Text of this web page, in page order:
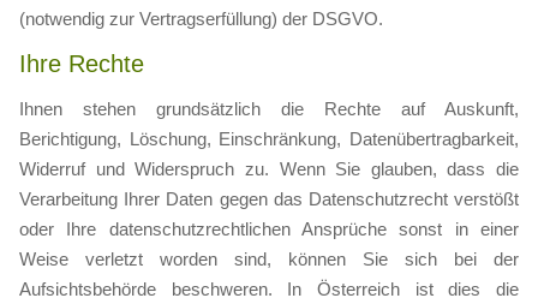
(notwendig zur Vertragserfüllung) der DSGVO.
Ihre Rechte
Ihnen stehen grundsätzlich die Rechte auf Auskunft,
Berichtigung, Löschung, Einschränkung, Datenübertragbarkeit,
Widerruf und Widerspruch zu. Wenn Sie glauben, dass die
Verarbeitung Ihrer Daten gegen das Datenschutzrecht verstößt
oder Ihre datenschutzrechtlichen Ansprüche sonst in einer
Weise verletzt worden sind, können Sie sich bei der
Aufsichtsbehörde beschweren. In Österreich ist dies die